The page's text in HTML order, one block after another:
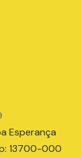
Esperança
13700-000